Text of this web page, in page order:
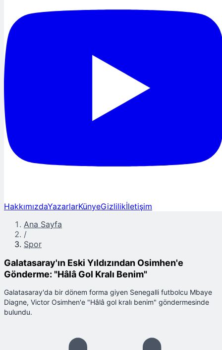
HakkımızdaYazarlarKünyeGizlilikİletişim
Ana Sayfa
/
Spor
Galatasaray'ın Eski Yıldızından Osimhen'e
Gönderme: "Hâlâ Gol Kralı Benim"
Galatasaray'da bir dönem forma giyen Senegalli futbolcu Mbaye
Diagne, Victor Osimhen'e "Hâlâ gol kralı benim" göndermesinde
bulundu.